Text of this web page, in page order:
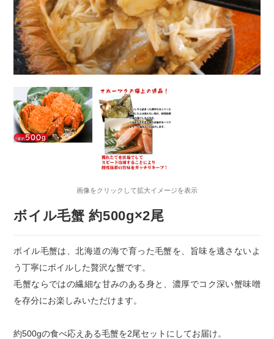
画像をクリックして拡大イメージを表示
ボイル毛蟹 約500g×2尾
ボイル毛蟹は、北海道の海で育った毛蟹を、旨味を逃さないよ
う丁寧にボイルした贅沢な蟹です。
毛蟹ならではの繊細な甘みのある身と、濃厚でコク深い蟹味噌
を存分にお楽しみいただけます。
約500gの食べ応えある毛蟹を2尾セットにしてお届け。